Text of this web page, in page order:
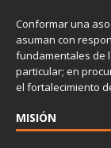
Conformar una
asuman con
fundamentales de
particular; en
el fortalecimiento
MISIÓN